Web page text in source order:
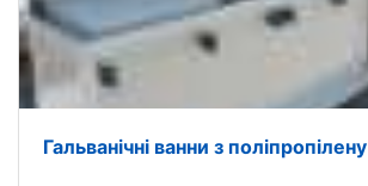
Гальванічні ванни з поліпропілену